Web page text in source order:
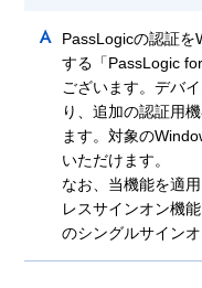
A
PassLogicの認証を
する「PassLogic
ございます。デバ
り、追加の認証用
ます。対象の
いただけます。
なお、当機能を適
レスサインオン機
のシングルサイン